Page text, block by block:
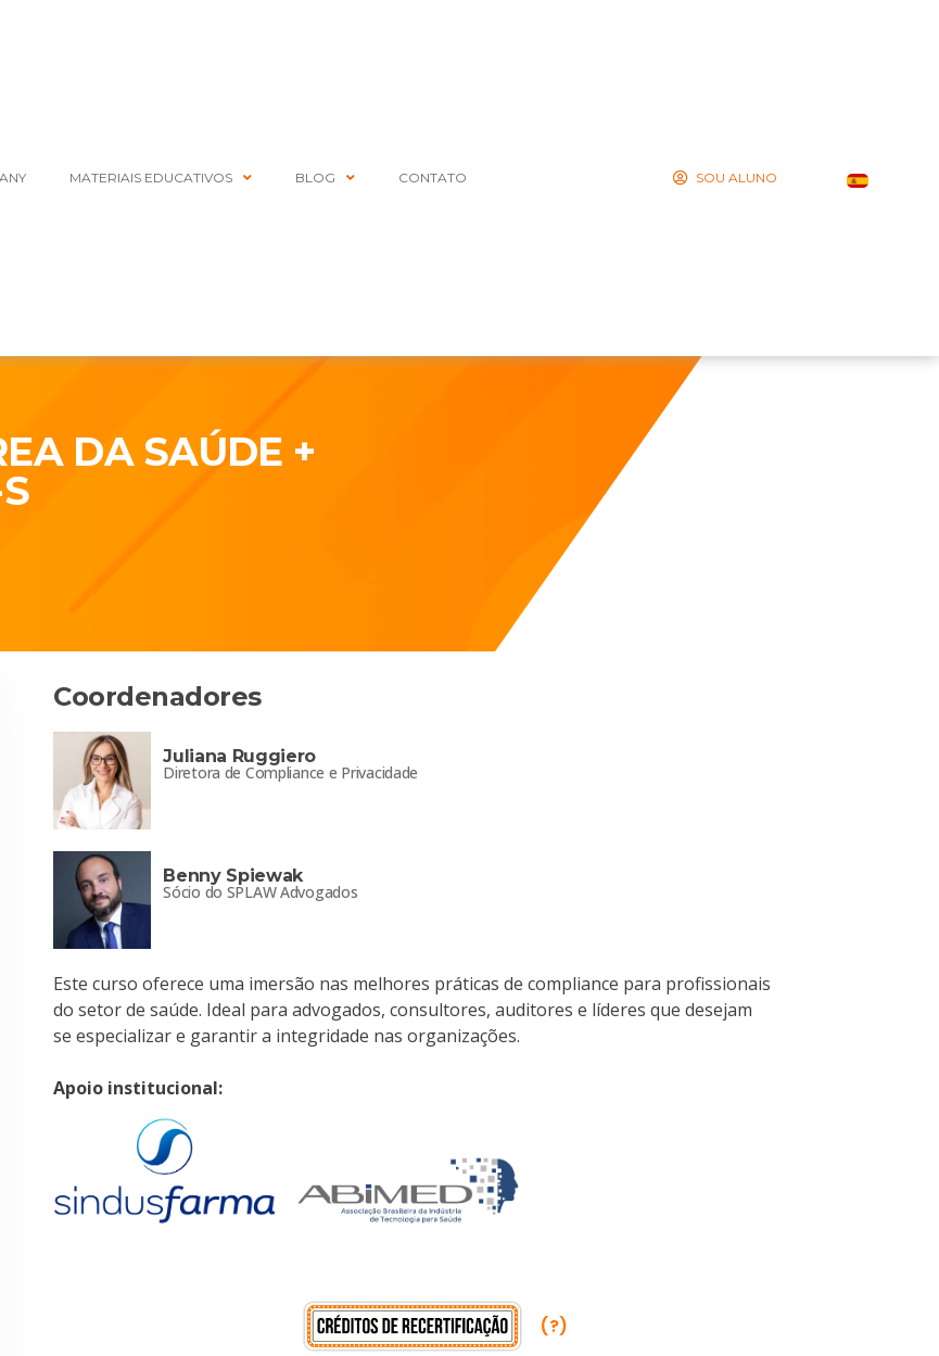
MATERIAIS EDUCATIVOS BLOG CONTATO SOU ALUNO
DA SAÚDE +
Coordenadores
Juliana Ruggiero
Diretora de Compliance e Privacidade
Benny Spiewak
Sócio do SPLAW Advogados
Este curso oferece uma imersão nas melhores práticas de compliance para profissionais
do setor de saúde. Ideal para advogados, consultores, auditores e líderes que desejam
se especializar e garantir a integridade nas organizações.
Apoio institucional:
(?)